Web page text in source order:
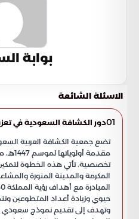
بوابة
الاسئلة الشائعة
01دور الكشافة السعودية في تعزيز
تضع جمعية الكشافة العربية
تخصصية. تأتي هذه الخطوة
المكرمة والمدينة المنورة
حيوي وزيادة أعداد المتطوعين
وتهدف إلى تقديم نموذج سعودي